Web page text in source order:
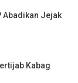
Abadikan Jejak
Kabag